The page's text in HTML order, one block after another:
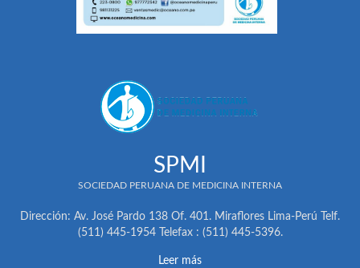
SPMI
SOCIEDAD PERUANA DE MEDICINA INTERNA
Dirección: Av. José Pardo 138 Of. 401. Miraflores Lima-Perú Telf.
(511) 445-1954 Telefax : (511) 445-5396.
Leer más